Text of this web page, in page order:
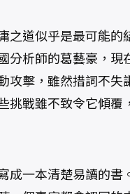
之道似乎是最可能的
分析師的葛藝豪，現
攻擊，雖然措詞不失
挑戰雖不致令它傾覆
成一本清楚易讀的書